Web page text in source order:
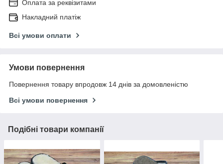
Оплата за реквізитами
Накладний платіж
Всі умови оплати
Умови повернення
Повернення товару впродовж 14 днів за домовленістю
Всі умови повернення
Подібні товари компанії